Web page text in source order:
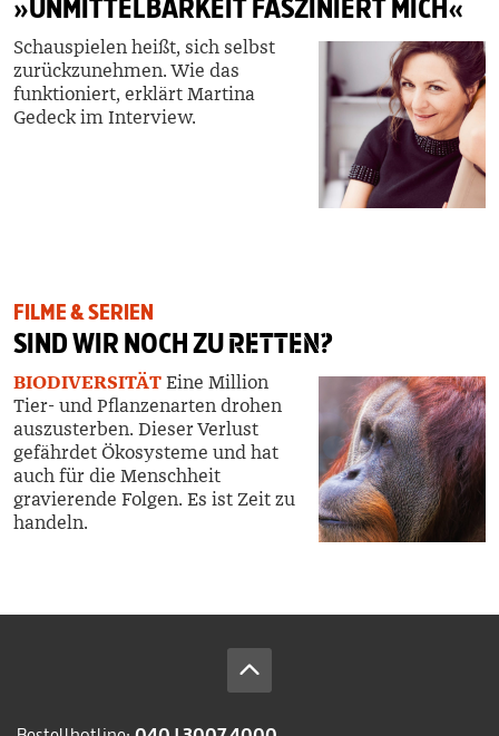
»UNMITTELBARKEIT FASZINIERT MICH«
Schauspielen heißt, sich selbst
zurückzunehmen. Wie das
funktioniert, erklärt Martina
Gedeck im Interview.
FILME & SERIEN
SIND WIR NOCH ZURETTEN?
BIODIVERSITÄTEine Million
Tier- und Pflanzenarten drohen
auszusterben. Dieser Verlust
gefährdet Ökosysteme und hat
auch für die Menschheit
gravierende Folgen. Es ist Zeit zu
handeln.